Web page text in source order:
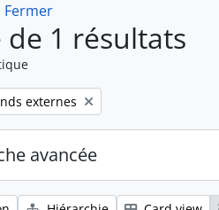
Fermer
1 résultats
filter:
externes
avancée